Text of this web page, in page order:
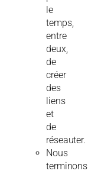
le
temps,
entre
deux,
de
créer
des
liens
et
de
réseauter.
Nous
terminons